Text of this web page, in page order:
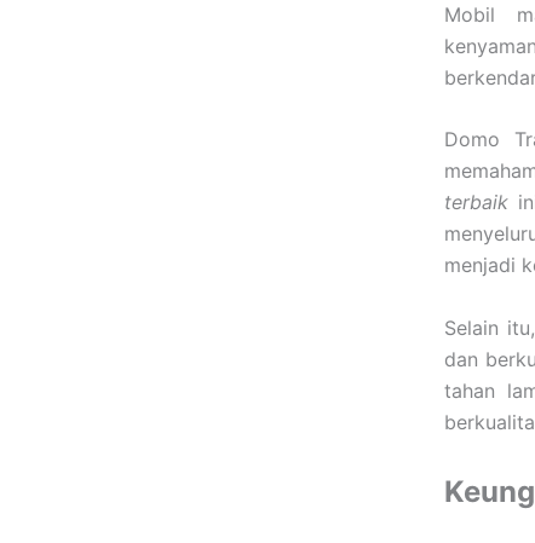
Mobil
Domo
terbaikini
menjadi
Selain
dan
tahan